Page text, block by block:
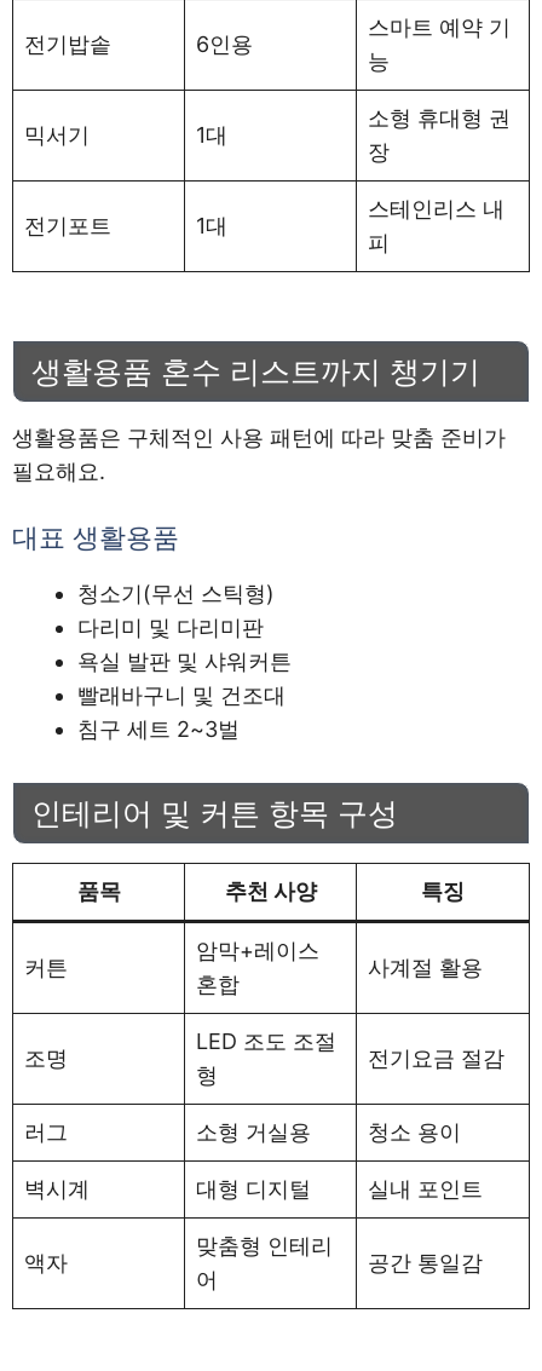
전기밥솥 6인용
스마트 예약 기
능
믹서기 1대
소형 휴대형 권
장
전기포트 1대
스테인리스 내
피
생활용품 혼수 리스트까지 챙기기
생활용품은 구체적인 사용 패턴에 따라 맞춤 준비가
필요해요.
대표 생활용품
청소기(무선 스틱형)
다리미 및 다리미판
욕실 발판 및 샤워커튼
빨래바구니 및 건조대
침구 세트 2~3벌
인테리어 및 커튼 항목 구성
품목 추천 사양 특징
커튼
암막+레이스
혼합
사계절 활용
조명
LED 조도 조절
형
전기요금 절감
러그 소형 거실용 청소 용이
벽시계 대형 디지털 실내 포인트
액자
맞춤형 인테리
어
공간 통일감